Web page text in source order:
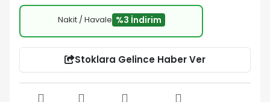
Nakit / Havale %3 İndirim
Stoklara Gelince Haber Ver